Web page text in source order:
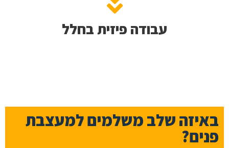
עבודה פיזית בחלל
באיזה שלב משלמים למעצבת
פנים?